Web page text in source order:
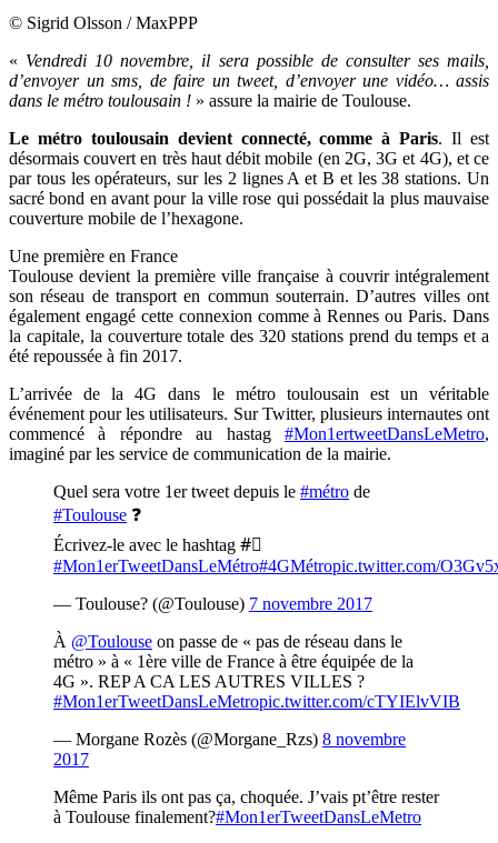
© Sigrid Olsson / MaxPPP
« Vendredi 10 novembre, il sera possible de consulter ses mails,
d’envoyer un sms, de faire un tweet, d’envoyer une vidéo… assis
dans le métro toulousain ! » assure la mairie de Toulouse.
Le métro toulousain devient connecté, comme à Paris. Il est
désormais couvert en très haut débit mobile (en 2G, 3G et 4G), et ce
par tous les opérateurs, sur les 2 lignes A et B et les 38 stations. Un
sacré bond en avant pour la ville rose qui possédait la plus mauvaise
couverture mobile de l’hexagone.
Une première en France
Toulouse devient la première ville française à couvrir intégralement
son réseau de transport en commun souterrain. D’autres villes ont
également engagé cette connexion comme à Rennes ou Paris. Dans
la capitale, la couverture totale des 320 stations prend du temps et a
été repoussée à fin 2017.
L’arrivée de la 4G dans le métro toulousain est un véritable
événement pour les utilisateurs. Sur Twitter, plusieurs internautes ont
commencé à répondre au hastag #Mon1ertweetDansLeMetro,
imaginé par les service de communication de la mairie.
Quel sera votre 1er tweet depuis le #métro de
#Toulouse ❓
Écrivez-le avec le hashtag #⃣
#Mon1erTweetDansLeMétro#4GMétropic.twitter.com/
— Toulouse? (@Toulouse) 7 novembre 2017
À @Toulouse on passe de « pas de réseau dans le
métro » à « 1ère ville de France à être équipée de la
4G ». REP A CA LES AUTRES VILLES ?
#Mon1erTweetDansLeMetropic.twitter.com/cTYIElvVIB
— Morgane Rozès (@Morgane_Rzs) 8 novembre
2017
Même Paris ils ont pas ça, choquée. J’vais pt’être rester
à Toulouse finalement?#Mon1erTweetDansLeMetro